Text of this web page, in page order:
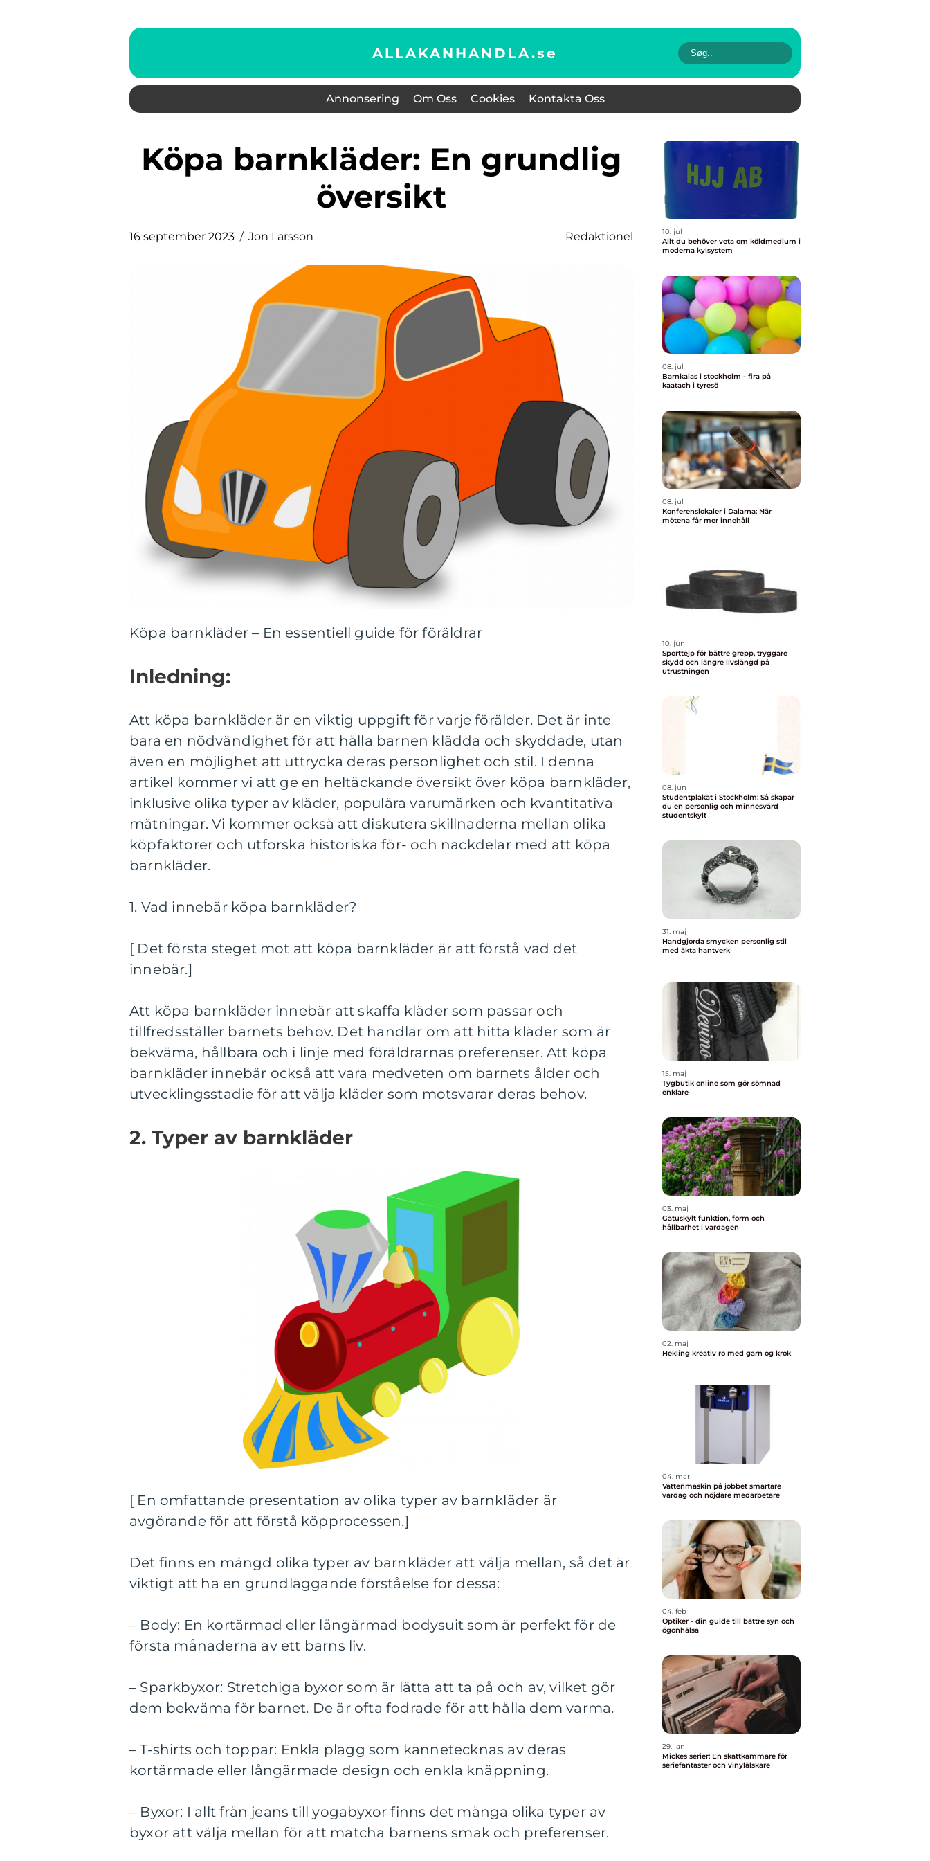
ALLAKANHANDLA.se
Annonsering Om Oss Cookies Kontakta Oss
Köpa barnkläder: En grundlig
översikt
16 september 2023 Jon Larsson Redaktionel
Köpa barnkläder – En essentiell guide för föräldrar
Inledning:
Att köpa barnkläder är en viktig uppgift för varje förälder. Det är inte
bara en nödvändighet för att hålla barnen klädda och skyddade, utan
även en möjlighet att uttrycka deras personlighet och stil. I denna
artikel kommer vi att ge en heltäckande översikt över köpa barnkläder,
inklusive olika typer av kläder, populära varumärken och kvantitativa
mätningar. Vi kommer också att diskutera skillnaderna mellan olika
köpfaktorer och utforska historiska för- och nackdelar med att köpa
barnkläder.
1. Vad innebär köpa barnkläder?
[ Det första steget mot att köpa barnkläder är att förstå vad det
innebär.]
Att köpa barnkläder innebär att skaffa kläder som passar och
tillfredsställer barnets behov. Det handlar om att hitta kläder som är
bekväma, hållbara och i linje med föräldrarnas preferenser. Att köpa
barnkläder innebär också att vara medveten om barnets ålder och
utvecklingsstadie för att välja kläder som motsvarar deras behov.
2. Typer av barnkläder
[ En omfattande presentation av olika typer av barnkläder är
avgörande för att förstå köpprocessen.]
Det finns en mängd olika typer av barnkläder att välja mellan, så det är
viktigt att ha en grundläggande förståelse för dessa:
– Body: En kortärmad eller långärmad bodysuit som är perfekt för de
första månaderna av ett barns liv.
– Sparkbyxor: Stretchiga byxor som är lätta att ta på och av, vilket gör
dem bekväma för barnet. De är ofta fodrade för att hålla dem varma.
– T-shirts och toppar: Enkla plagg som kännetecknas av deras
kortärmade eller långärmade design och enkla knäppning.
– Byxor: I allt från jeans till yogabyxor finns det många olika typer av
byxor att välja mellan för att matcha barnens smak och preferenser.
10. jul
Allt du behöver veta om köldmedium i
moderna kylsystem
08. jul
Barnkalas i stockholm - fira på
kaatach i tyresö
08. jul
Konferenslokaler i Dalarna: När
mötena får mer innehåll
10. jun
Sporttejp för bättre grepp, tryggare
skydd och längre livslängd på
utrustningen
08. jun
Studentplakat i Stockholm: Så skapar
du en personlig och minnesvärd
studentskylt
31. maj
Handgjorda smycken personlig stil
med äkta hantverk
15. maj
Tygbutik online som gör sömnad
enklare
03. maj
Gatuskylt funktion, form och
hållbarhet i vardagen
02. maj
Hekling kreativ ro med garn og krok
04. mar
Vattenmaskin på jobbet smartare
vardag och nöjdare medarbetare
04. feb
Optiker - din guide till bättre syn och
ögonhälsa
29. jan
Mickes serier: En skattkammare för
seriefantaster och vinylälskare